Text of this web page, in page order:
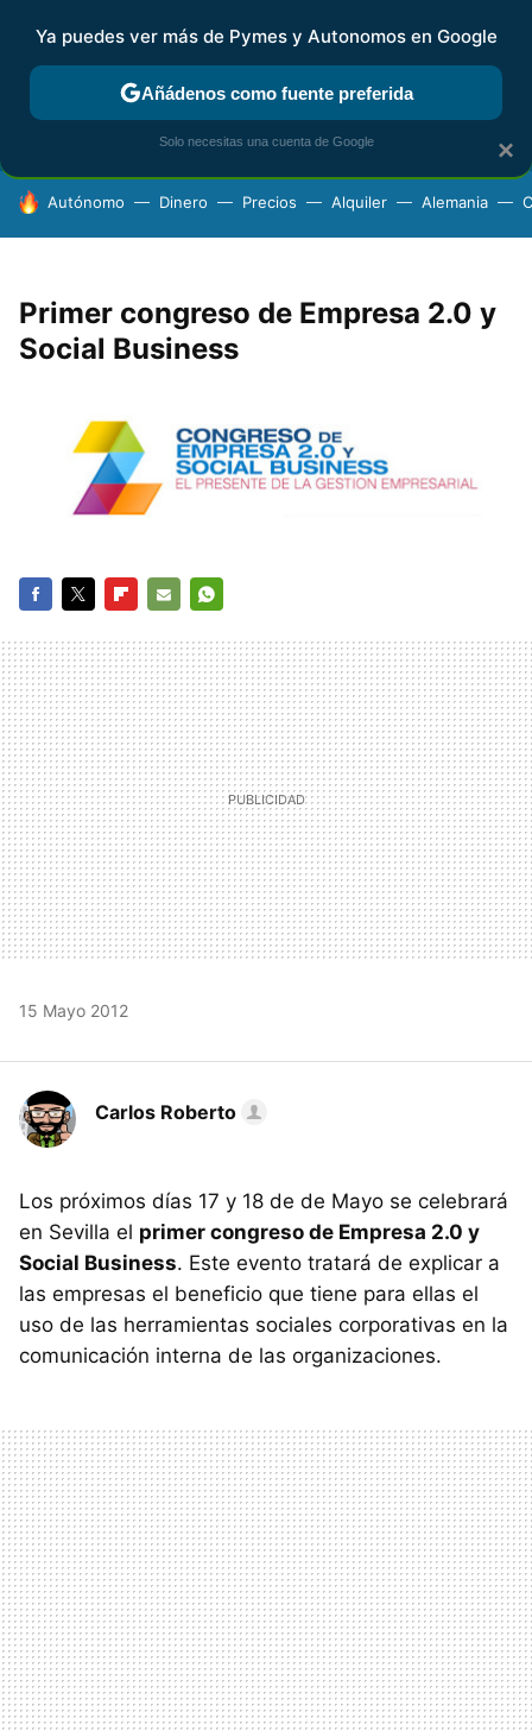
FISCALIDAD Y CONTABILIDAD KIT DIGITAL RENTA
HOY SE HABLA DE
Autónomo Dinero Precios Alquiler Alemania
Primer congreso de Empresa 2.0 y
Social Business
MAIL
15 Mayo 2012
Carlos Roberto
Los próximos días 17 y 18 de de Mayo se celebrará
en Sevilla el primer congreso de Empresa 2.0 y
Social Business. Este evento tratará de explicar a
las empresas el beneficio que tiene para ellas el
uso de las herramientas sociales corporativas en la
comunicación interna de las organizaciones.
×
Ya puedes ver más de Pymes y Autonomos en Google
Añádenos como fuente preferida
Solo necesitas una cuenta de Google